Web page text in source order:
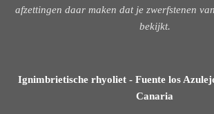
afzettingen daar maken dat je zwerfstenen
bekijkt.
Ignimbrietische rhyoliet - Fuente los
Canaria